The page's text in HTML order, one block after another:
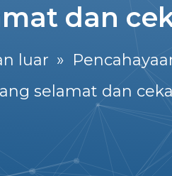
dan
luar »
selamat dan